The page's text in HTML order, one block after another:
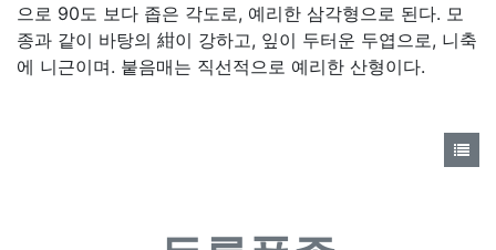
으로 90도 보다 좁은 각도로, 예리한 삼각형으로 된다. 모
종과 같이 바탕의 紺이 강하고, 잎이 두터운 두엽으로, 니축
에 니근이며. 붙음매는 직선적으로 예리한 산형이다.